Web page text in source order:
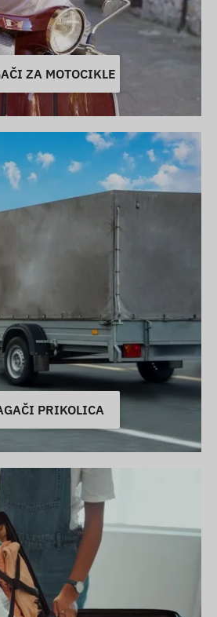
ZA MOTOCIKLE
PRIKOLICA